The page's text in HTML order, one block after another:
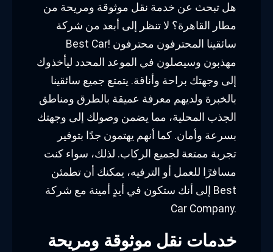
هل تبحث عن خدمة نقل موثوقة ومريحة من
مطار القاهرة؟ لا تنظر إلى أبعد من شركة
Best Car! سائقينا المحترفون محترفون
مهذبون وسيصلون في الموعد المحدد ليأخذوك
إلى وجهتك براحة وأناقة. يتمتع جميع سائقينا
بالخبرة ولديهم معرفة عميقة بالطرق ومناطق
الجذب المحلية، مما يضمن وصولك إلى وجهتك
بسرعة وأمان. كما أنهم يهتمون جدًا بتوفير
تجربة ممتعة لجميع الركاب. لذلك، سواء كنت
مسافرًا للعمل أو الترفيه، يمكنك أن تطمئن
إلى أنك ستكون في أيدٍ أمينة مع شركة Best
Car Company.
خدمات نقل موثوقة ومريحة